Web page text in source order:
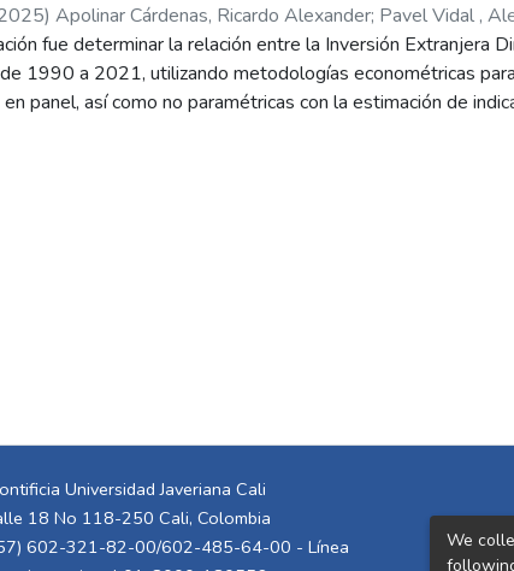
) Apolinar Cárdenas, Ricardo Alexander; Pavel Vidal ,
fue determinar la relación entre la Inversión Extranjera
1990 a 2021, utilizando metodologías econométricas
panel, así como no paramétricas con la estimación de
fue encontrar un efecto positivo de la IED en el desarrollo
Universidad Javeriana Cali
18 No 118-250 Cali, Colombia
602-321-82-00/602-485-64-00 - Línea
We